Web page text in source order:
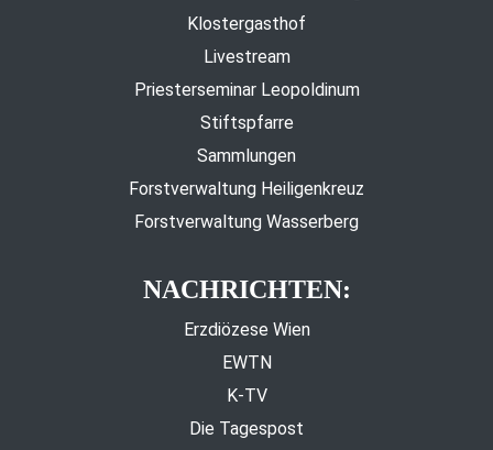
Klostergasthof
Livestream
Priesterseminar Leopoldinum
Stiftspfarre
Sammlungen
Forstverwaltung Heiligenkreuz
Forstverwaltung Wasserberg
NACHRICHTEN:
Erzdiözese Wien
EWTN
K-TV
Die Tagespost